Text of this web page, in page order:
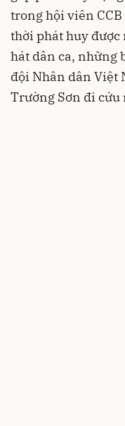
trong hội viên
thời phát huy
hát dân ca, những
đội Nhân dân Việt
Trường Sơn đi cứu